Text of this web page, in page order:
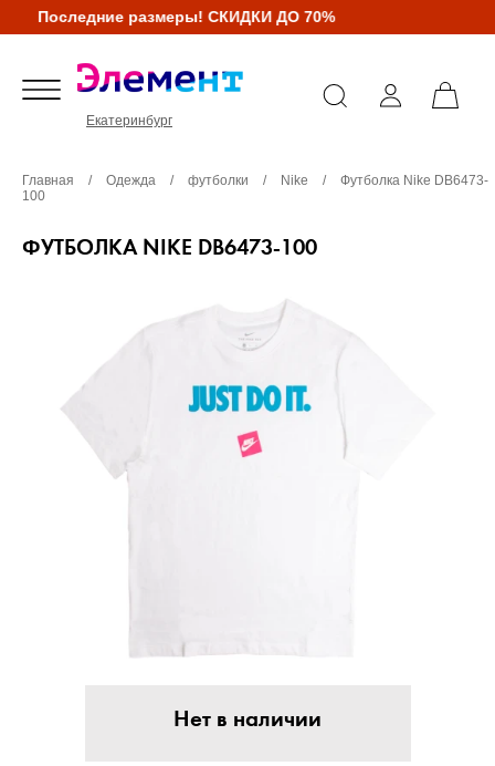
Последние размеры! СКИДКИ ДО 70%
Екатеринбург
Главная / Одежда / футболки / Nike /
Футболка Nike DB6473-
100
ФУТБОЛКА NIKE DB6473-100
Нет в наличии